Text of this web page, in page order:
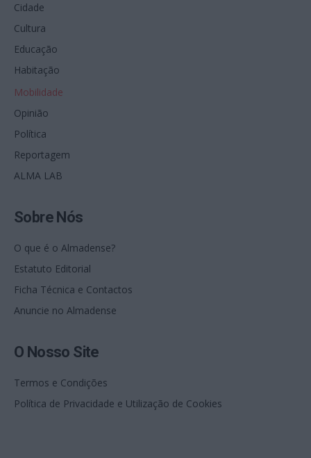
Cidade
Cultura
Educação
Habitação
Mobilidade
Opinião
Política
Reportagem
ALMA LAB
Sobre Nós
O que é o Almadense?
Estatuto Editorial
Ficha Técnica e Contactos
Anuncie no Almadense
O Nosso Site
Termos e Condições
Política de Privacidade e Utilização de Cookies